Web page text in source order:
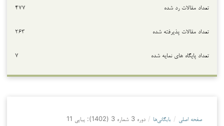
تعداد مقالات رد شده ۴۷۷
تعداد مقالات پذیرفته شده ۲۶۳
تعداد پایگاه های نمایه شده ۷
صفحه اصلی / بایگانی‌ها / دوره 3 شماره 3 (1402): پیاپی 11